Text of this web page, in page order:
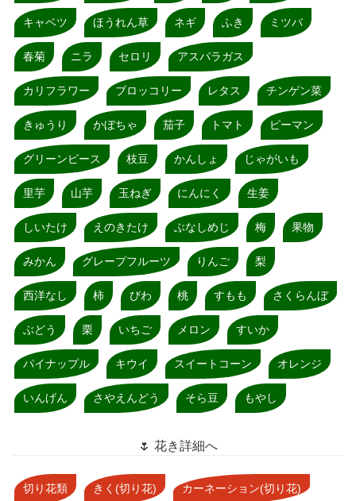
キャベツ ほうれん草 ネギ ふき ミツバ
春菊 ニラ セロリ アスパラガス
カリフラワー ブロッコリー レタス チンゲン菜
きゅうり かぼちゃ 茄子 トマト ピーマン
グリーンピース 枝豆 かんしょ じゃがいも
里芋 山芋 玉ねぎ にんにく 生姜
しいたけ えのきたけ ぶなしめじ 梅 果物
みかん グレープフルーツ りんご 梨
西洋なし 柿 びわ 桃 すもも さくらんぼ
ぶどう 栗 いちご メロン すいか
パイナップル キウイ スイートコーン オレンジ
いんげん さやえんどう そら豆 もやし
🌷 花き詳細へ
切り花類 きく(切り花) カーネーション(切り花)